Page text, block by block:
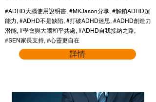
#ADHD大腦使用說明書, #MKJason分享, #解鎖ADHD超
能力, #ADHD不是缺陷, #打破ADHD迷思, #ADHD創造力
潛能, #學會與大腦和平共處, #ADHD自我接納之路,
#SEN家長支持, #心靈更自在
詳情